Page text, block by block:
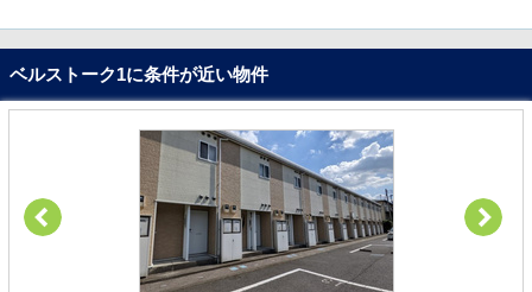
ベルストーク1に条件が近い物件